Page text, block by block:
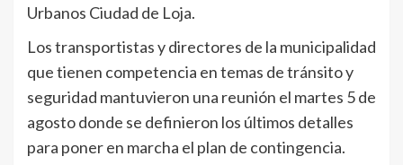
Urbanos Ciudad de Loja.
Los transportistas y directores de la municipalidad
que tienen competencia en temas de tránsito y
seguridad mantuvieron una reunión el martes 5 de
agosto donde se definieron los últimos detalles
para poner en marcha el plan de contingencia.